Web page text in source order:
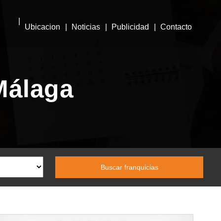
Ubicacion Noticias Publicidad Contacto